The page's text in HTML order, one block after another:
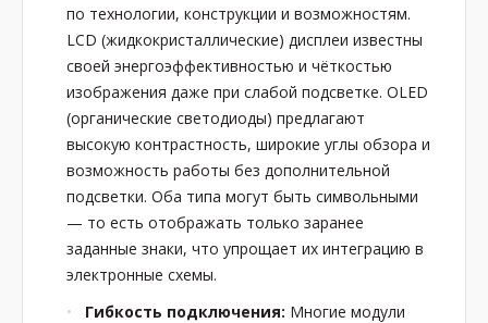
по технологии, конструкции и возможностям.
LCD (жидкокристаллические) дисплеи известны
своей энергоэффективностью и чёткостью
изображения даже при слабой подсветке. OLED
(органические светодиоды) предлагают
высокую контрастность, широкие углы обзора и
возможность работы без дополнительной
подсветки. Оба типа могут быть символьными
— то есть отображать только заранее
заданные знаки, что упрощает их интеграцию в
электронные схемы.
Гибкость подключения: Многие модули